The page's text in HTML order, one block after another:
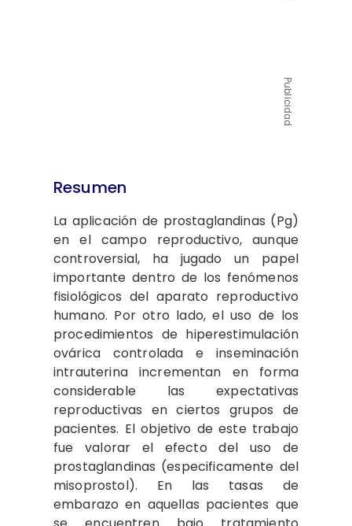
Publicidad
Resumen
La aplicación de prostaglandinas (Pg)
en el campo reproductivo, aunque
controversial, ha jugado un papel
importante dentro de los fenómenos
fisiológicos del aparato reproductivo
humano. Por otro lado, el uso de los
procedimientos de hiperestimulación
ovárica controlada e inseminación
intrauterina incrementan en forma
considerable las expectativas
reproductivas en ciertos grupos de
pacientes. El objetivo de este trabajo
fue valorar el efecto del uso de
prostaglandinas (especificamente del
misoprostol). En las tasas de
embarazo en aquellas pacientes que